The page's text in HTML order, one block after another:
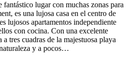
lugar con muchas zonas para
es una lujosa casa en el centro de
lujosos apartamentos independiente
con cocina. Con una excelente
tres cuadras de la majestuosa playa
y a pocos…